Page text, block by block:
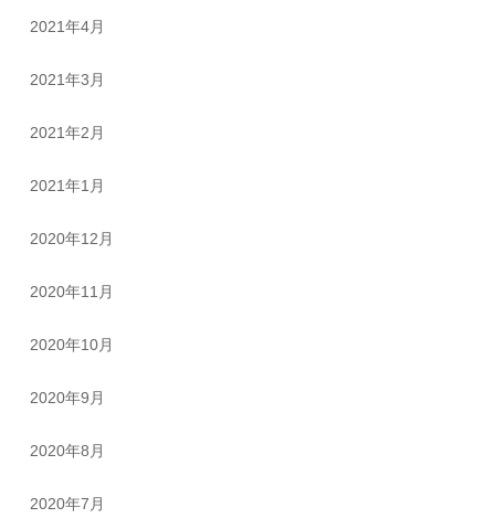
2021年4月
2021年3月
2021年2月
2021年1月
2020年12月
2020年11月
2020年10月
2020年9月
2020年8月
2020年7月